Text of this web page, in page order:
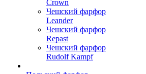
Crown
Чешский фарфор
Leander
Чешский фарфор
Repast
Чешский фарфор
Rudolf Kampf